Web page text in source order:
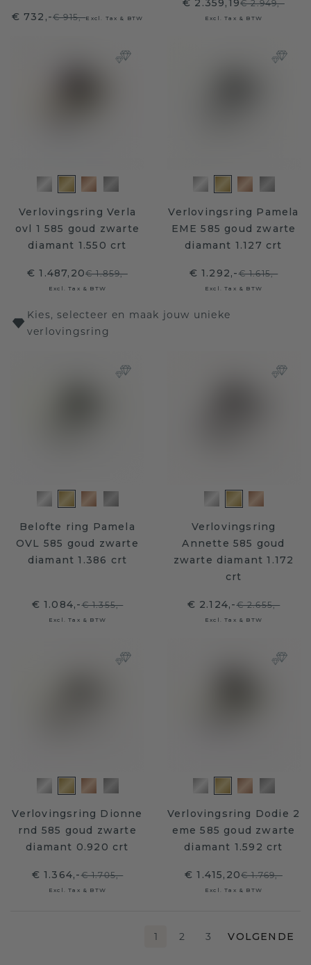
€ 732,-€ 915,-Excl. Tax & BTW
€ 2.359,19€ 2.949,-
Excl. Tax & BTW
Verlovingsring Verla
ovl 1 585 goud zwarte
diamant 1.550 crt
€ 1.487,20€ 1.859,-
Excl. Tax & BTW
Verlovingsring Pamela
EME 585 goud zwarte
diamant 1.127 crt
€ 1.292,-€ 1.615,-
Excl. Tax & BTW
Kies, selecteer en maak jouw unieke
verlovingsring
Belofte ring Pamela
OVL 585 goud zwarte
diamant 1.386 crt
€ 1.084,-€ 1.355,-
Excl. Tax & BTW
Verlovingsring
Annette 585 goud
zwarte diamant 1.172
crt
€ 2.124,-€ 2.655,-
Excl. Tax & BTW
Verlovingsring Dionne
rnd 585 goud zwarte
diamant 0.920 crt
€ 1.364,-€ 1.705,-
Excl. Tax & BTW
Verlovingsring Dodie 2
eme 585 goud zwarte
diamant 1.592 crt
€ 1.415,20€ 1.769,-
Excl. Tax & BTW
1 2 3 VOLGENDE